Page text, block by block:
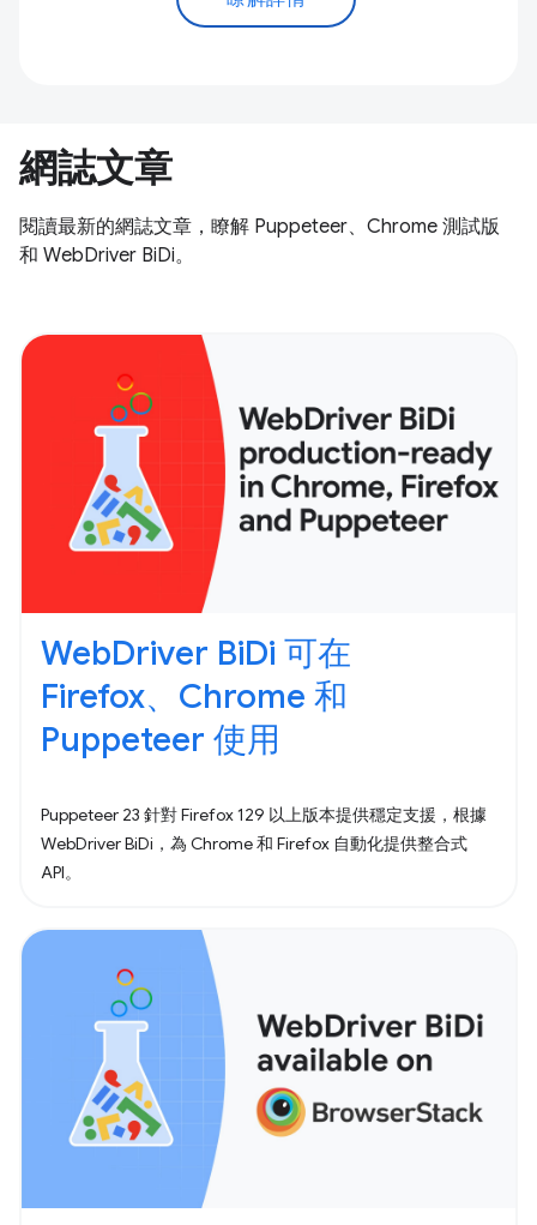
網誌文章
閱讀最新的網誌文章，瞭解 Puppeteer、Chrome 測試版
和 WebDriver BiDi。
WebDriver BiDi 可在
Firefox、Chrome 和
Puppeteer 使用
Puppeteer 23 針對 Firefox 129 以上版本提供穩定支援，根據
WebDriver BiDi，為 Chrome 和 Firefox 自動化提供整合式
API。